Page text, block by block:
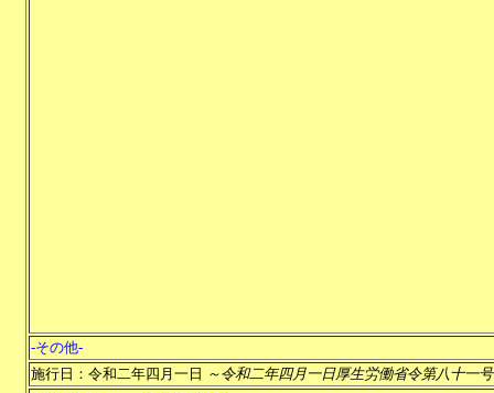
-その他-
施行日：令和二年四月一日 ～令和二年四月一日厚生労働省令第八十一